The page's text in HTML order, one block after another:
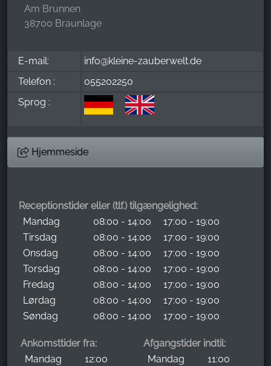
Am Brunnen
38700 Braunlage
E-mail:
info@kleine-zauberwelt.de
Telefon :
055202250
Sprog :
Hjemmeside
Receptionstider eller (tlf.) tilgængelighed:
Mandag
08:00 - 14:00
17:00 - 19:00
Tirsdag
08:00 - 14:00
17:00 - 19:00
Onsdag
08:00 - 14:00
17:00 - 19:00
Torsdag
08:00 - 14:00
17:00 - 19:00
Fredag
08:00 - 14:00
17:00 - 19:00
Lørdag
08:00 - 14:00
17:00 - 19:00
Søndag
08:00 - 14:00 17:00 - 19:00
Ankomsttider fra:
Mandag
12:00
Afgangstider indtil:
Mandag
11:00